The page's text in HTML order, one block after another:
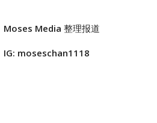
Moses Media 整理报道
IG: moseschan1118